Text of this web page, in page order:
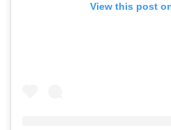
View this post